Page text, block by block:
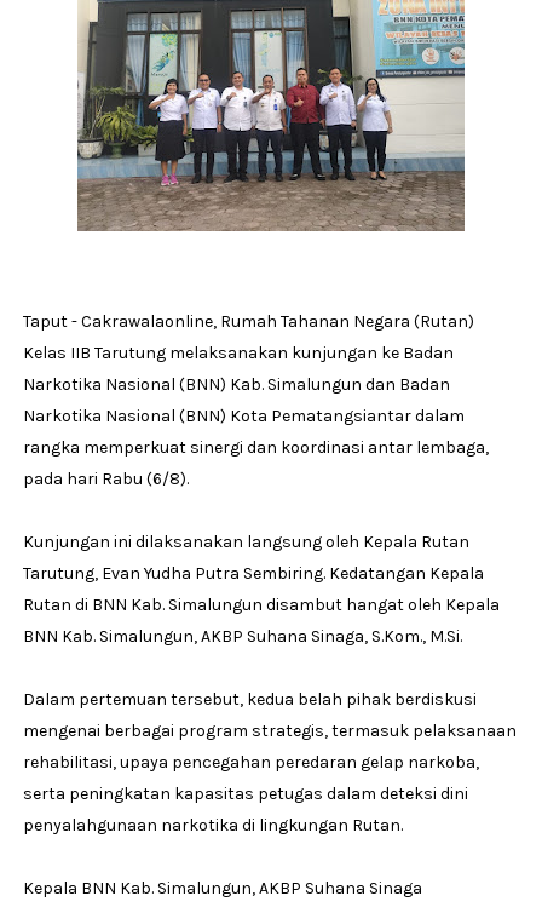
Taput - Cakrawalaonline, Rumah Tahanan Negara (Rutan)
Kelas IIB Tarutung melaksanakan kunjungan ke Badan
Narkotika Nasional (BNN) Kab. Simalungun dan Badan
Narkotika Nasional (BNN) Kota Pematangsiantar dalam
rangka memperkuat sinergi dan koordinasi antar lembaga,
pada hari Rabu (6/8).
Kunjungan ini dilaksanakan langsung oleh Kepala Rutan
Tarutung, Evan Yudha Putra Sembiring. Kedatangan Kepala
Rutan di BNN Kab. Simalungun disambut hangat oleh Kepala
BNN Kab. Simalungun, AKBP Suhana Sinaga, S.Kom., M.Si.
Dalam pertemuan tersebut, kedua belah pihak berdiskusi
mengenai berbagai program strategis, termasuk pelaksanaan
rehabilitasi, upaya pencegahan peredaran gelap narkoba,
serta peningkatan kapasitas petugas dalam deteksi dini
penyalahgunaan narkotika di lingkungan Rutan.
Kepala BNN Kab. Simalungun, AKBP Suhana Sinaga